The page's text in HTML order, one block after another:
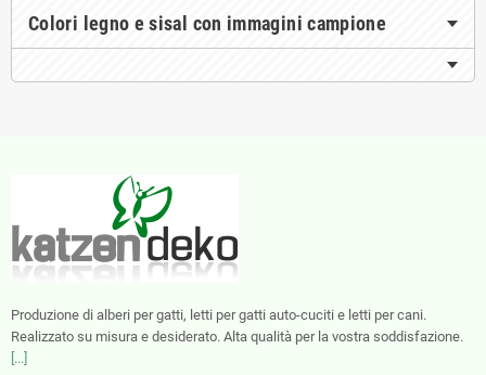
Colori legno e sisal con immagini campione
Produzione di alberi per gatti, letti per gatti auto-cuciti e letti per cani.
Realizzato su misura e desiderato. Alta qualità per la vostra soddisfazione.
[...]